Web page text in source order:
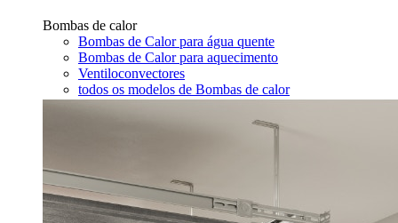
Bombas de calor
Bombas de Calor para água quente
Bombas de Calor para aquecimento
Ventiloconvectores
todos os modelos de Bombas de calor